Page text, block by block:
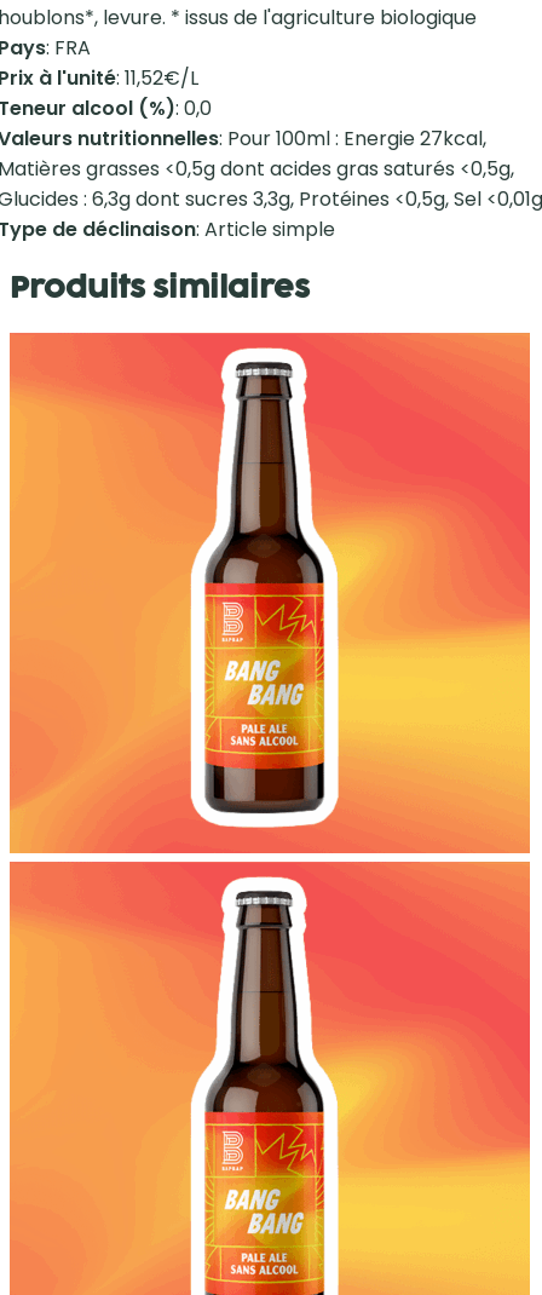
levure. * issus de l'agriculture biologique
: FRA
à l'unité: 11,52€/L
alcool (%): 0,0
nutritionnelles: Pour 100ml : Energie 27kcal,
grasses <0,5g dont acides gras saturés <0,5g,
: 6,3g dont sucres 3,3g, Protéines <0,5g, Sel <0,01g
de déclinaison: Article simple
Produits similaires